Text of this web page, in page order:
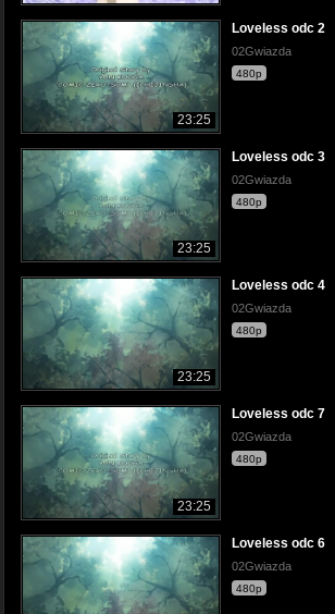
23:25
Loveless odc 2
02Gwiazda
480p
23:25
Loveless odc 3
02Gwiazda
480p
23:25
Loveless odc 4
02Gwiazda
480p
23:25
Loveless odc 7
02Gwiazda
480p
Loveless odc 6
02Gwiazda
480p